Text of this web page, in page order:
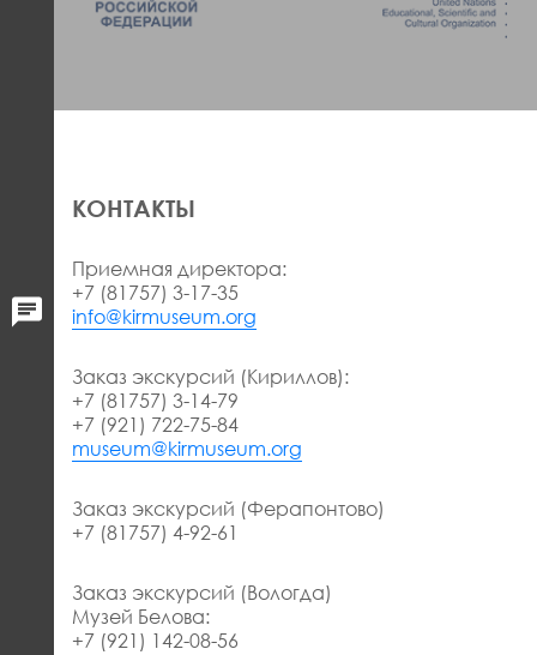
КОНТАКТЫ
Приемная директора:
+7 (81757) 3-17-35
info@kirmuseum.org
Заказ экскурсий (Кириллов):
+7 (81757) 3-14-79
+7 (921) 722-75-84
museum@kirmuseum.org
Заказ экскурсий (Ферапонтово)
+7 (81757) 4-92-61
Заказ экскурсий (Вологда)
Музей Белова:
+7 (921) 142-08-56